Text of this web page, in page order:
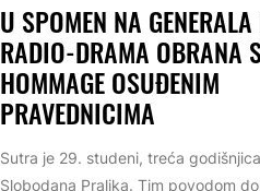
U SPOMEN NA
RADIO-DRAMA OBRANA
HOMMAGE OSUĐENIM
PRAVEDNICIMA
Sutra je 29. studeni, treća
Slobodana Praljka. Tim povodom